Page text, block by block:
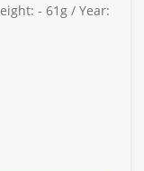
- 61g / Year: